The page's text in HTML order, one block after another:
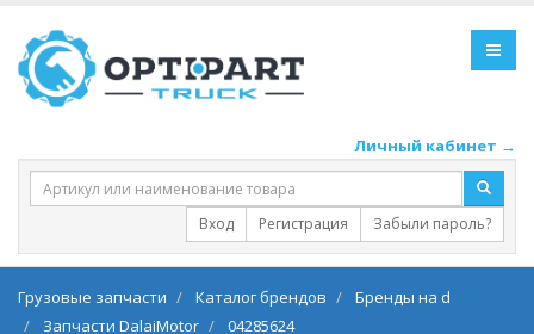
Личный кабинет →
Вход Регистрация Забыли пароль?
Грузовые запчасти Каталог брендов
Бренды на d
Запчасти DalaiMotor
04285624